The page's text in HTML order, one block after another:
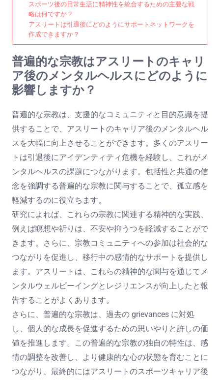
スポーツ後の日常生活に精神性を統合するための主要な戦
略は何ですか？
アスリートは引退後にどのようにサポートネットワークを
作成できますか？
普遍的な宗教はアスリートのキャリ
ア後のメンタルヘルスにどのように
影響しますか？
普遍的な宗教は、支援的なコミュニティと目的意識を提
供することで、アスリートのキャリア後のメンタルヘル
スを大幅に向上させることができます。多くのアスリー
トは引退後にアイデンティティ危機を経験し、これがメ
ンタルヘルスの課題につながります。包括性と共通の信
念を強調する普遍的な宗教に関与することで、孤立感を
軽減するのに役立ちます。
研究によれば、これらの宗教に関連する精神的な実践、
例えば瞑想や祈りは、不安や抑うつを軽減することがで
きます。さらに、宗教コミュニティへの参加は社会的な
つながりを促進し、移行中の感情的なサポートを提供し
ます。アスリートは、これらの精神的な関与を通じてメ
ンタルウェルビーイングとレジリエンスが向上したと報
告することがよくあります。
さらに、普遍的な宗教は、過去の grievances に対処
し、個人的な成長を促進するための思いやりと許しの価
値を推進します。この普遍的な宗教の独自の特性は、感
情の調整を改善し、より健康的な心の状態を育むことに
つながり、最終的にはアスリートのスポーツキャリア後